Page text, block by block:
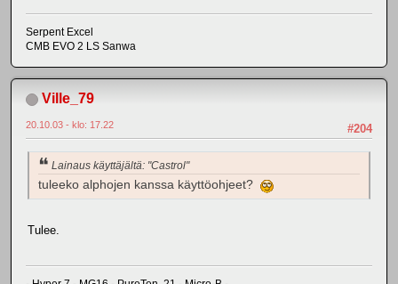
Serpent Excel
CMB EVO 2 LS Sanwa
Ville_79
#204
20.10.03 - klo: 17.22
Lainaus käyttäjältä: "Castrol"
tuleeko alphojen kanssa käyttöohjeet?
Tulee.